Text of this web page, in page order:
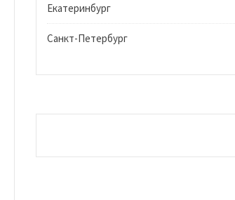
Екатеринбург
Санкт-Петербург